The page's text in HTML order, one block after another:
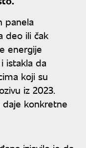
panela
deo ili čak
energije
istakla da
koji su
iz 2023.
konkretne